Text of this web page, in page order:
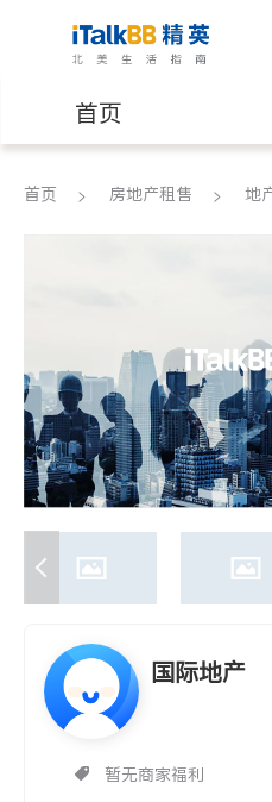
首页
医生
建筑装修
首页 房地产租售 地
国际地产
暂无商家福利